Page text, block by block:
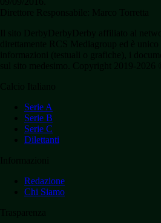
Serie A
Serie B
Serie C
Dilettanti
Redazione
Chi Siamo